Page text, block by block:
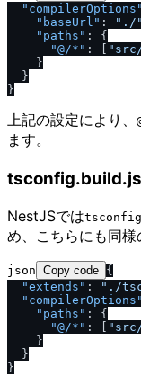
"compilerOptions"
"baseUrl" : ". / "
"paths" :
{
"@/*" : "src
}
}
}
上記の設定により、
ます。
NestJSでは
め、こちらにも同様
json Copy code {
"extends" : ". /
"compilerOptions"
"paths" :
{
"@/*" : "src
}
}
}